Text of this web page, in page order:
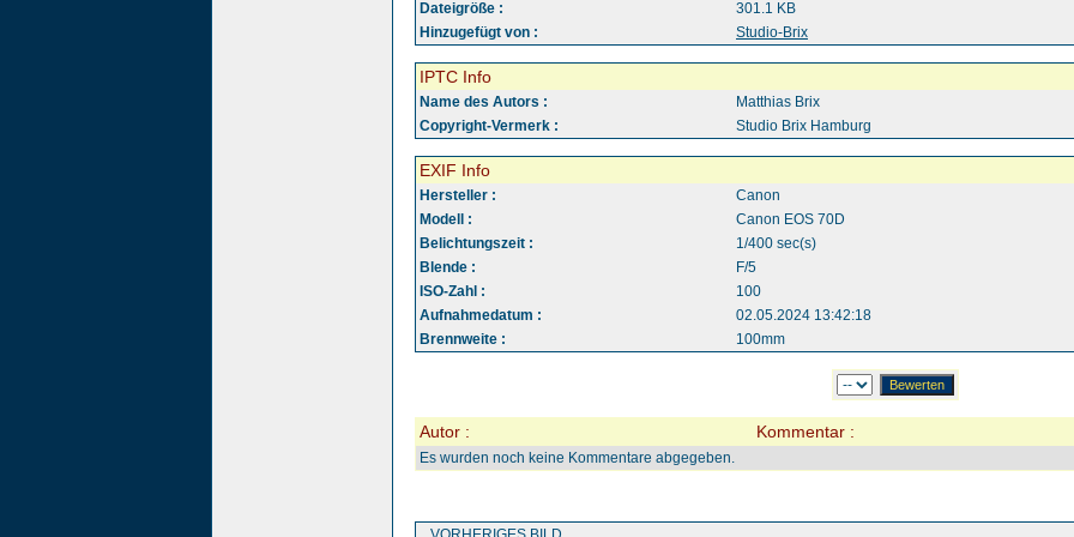
Dateigröße :
301.1 KB
Hinzugefügt von :
Studio-Brix
IPTC Info
Name des Autors :
Matthias Brix
Copyright-Vermerk :
Studio Brix Hamburg
EXIF Info
Hersteller :
Canon
Modell :
Canon EOS 70D
Belichtungszeit :
1/400 sec(s)
Blende :
F/5
ISO-Zahl :
100
Aufnahmedatum :
02.05.2024 13:42:18
Brennweite :
100mm
Autor : Kommentar :
Es wurden noch keine Kommentare abgegeben.